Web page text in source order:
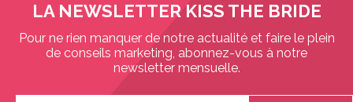
LA NEWSLETTER KISS THE BRIDE
Pour ne rien manquer de notre actualité et faire le plein
de conseils marketing, abonnez-vous à notre
newsletter mensuelle.